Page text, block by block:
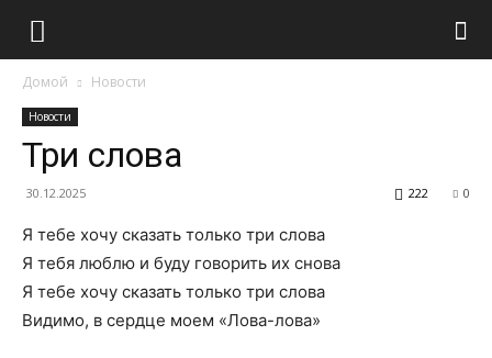
Домой Новости
Новости
Три слова
30.12.2025 0
222
Я тебе хочу сказать только три слова
Я тебя люблю и буду говорить их снова
Я тебе хочу сказать только три слова
Видимо, в сердце моем «Лова-лова»